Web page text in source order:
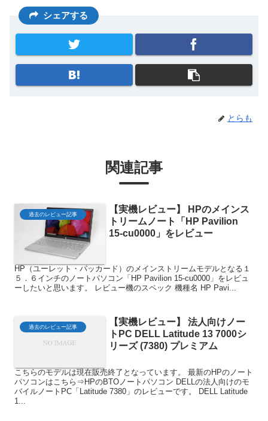
シェアする
とらも
関連記事
過去のレビュー記事
【実機レビュー】 HPのメインス
トリームノート「HP Pavilion
15-cu0000」をレビュー
HP（ユーレット・パッカード）のメインストリームモデルとなる１
５．６インチのノートパソコン「HP Pavilion 15-cu0000」をレビュ
ーしたいと思います。 レビュー機のスペック 機種名 HP Pavi...
過去のレビュー記事
【実機レビュー】 法人向けノー
トPC DELL Latitude 13 7000シ
リーズ (7380) プレミアム
こちらのモデルは現在販売終了となっています。 最新のHPのノート
パソコンはこちら⇒HPのBTOノートパソコン DELLの法人向けのモ
バイルノートPC「Latitude 7380」のレビューです。 DELL Latitude
1...